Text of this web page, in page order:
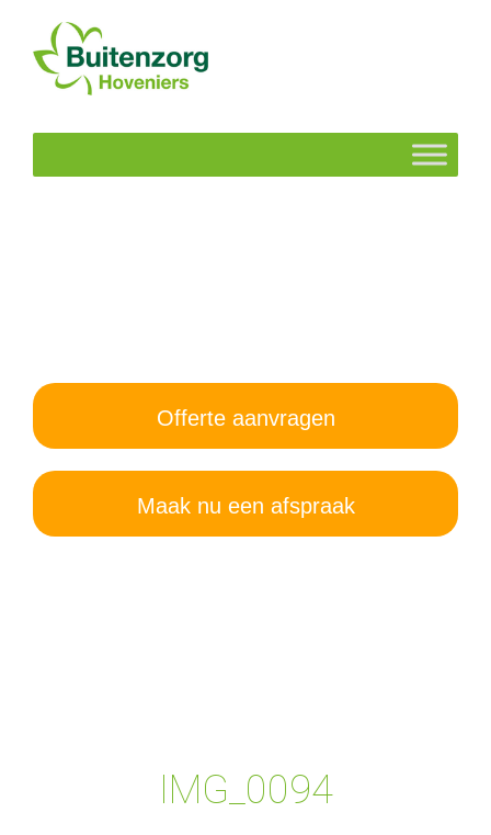
Offerte aanvragen
Maak nu een afspraak
IMG_0094